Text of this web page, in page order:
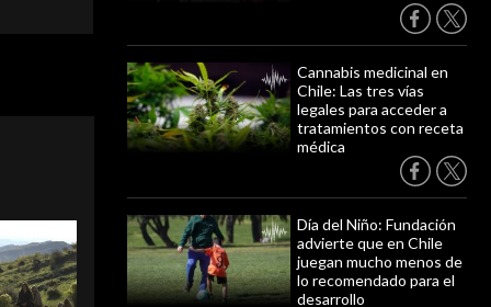
Cannabis medicinal en
Chile: Las tres vías
legales para acceder a
tratamientos con receta
médica
Día del Niño: Fundación
advierte que en Chile
juegan mucho menos de
lo recomendado para el
desarrollo